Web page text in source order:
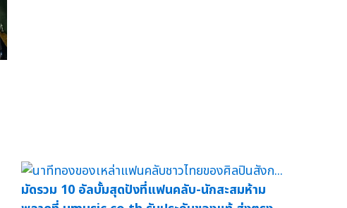
มัดรวม 10 อัลบั้มสุดปังที่แฟนคลับ-นักสะสมห้าม